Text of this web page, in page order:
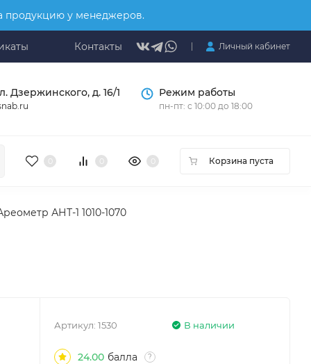
продукцию у менеджеров.
Контакты Личный кабинет
Дзержинского, д. 16/1 Режим работы
пн-пт: с 10:00 до 18:00
Корзина пуста
АНТ-1 1010-1070
В наличии
Артикул:1530
24.00 балла ?